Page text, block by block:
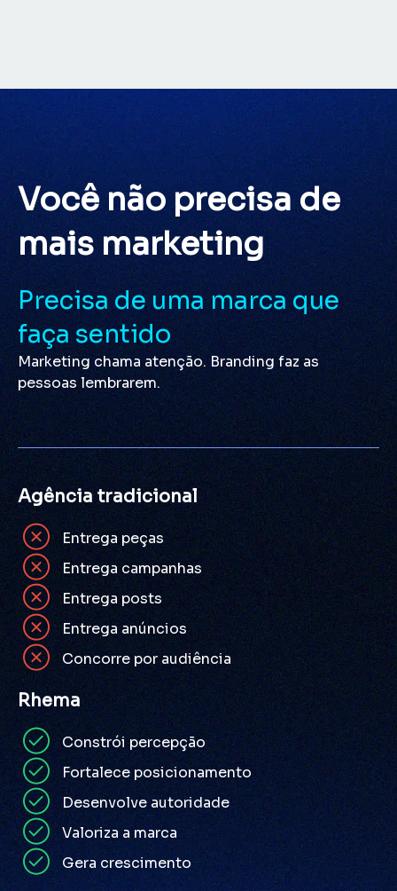
Você não precisa de
mais marketing
Precisa de uma marca que
faça sentido
Marketing chama atenção. Branding faz as
pessoas lembrarem.
Agência tradicional
Entrega peças
Entrega campanhas
Entrega posts
Entrega anúncios
Concorre por audiência
Rhema
Constrói percepção
Fortalece posicionamento
Desenvolve autoridade
Valoriza a marca
Gera crescimento